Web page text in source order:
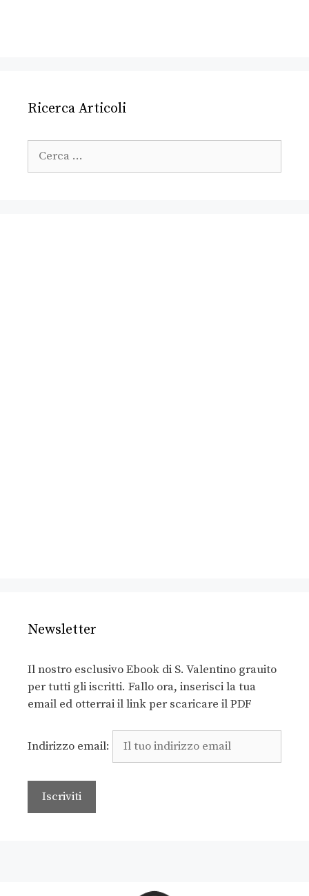
Ricerca Articoli
Newsletter
Il nostro esclusivo Ebook di S. Valentino grauito
per tutti gli iscritti. Fallo ora, inserisci la tua
email ed otterrai il link per scaricare il PDF
Indirizzo email: